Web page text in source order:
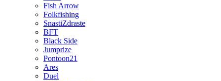
Fish Arrow
Folkfishing
SnastiZdraste
BFT
Black Side
Jumprize
Pontoon21
Ares
Duel